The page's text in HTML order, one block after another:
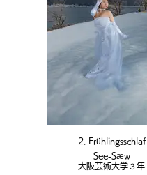
2. Frühlingsschlaf
See-Sæw
大阪芸術大学３年